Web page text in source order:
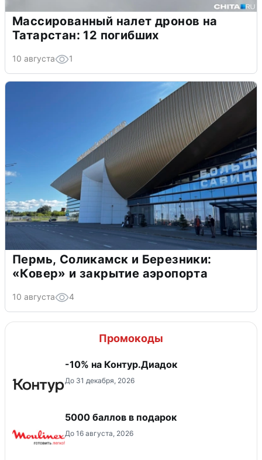
Массированный налет дронов на
Татарстан: 12 погибших
10 августа 1
Пермь, Соликамск и Березники:
«Ковер» и закрытие аэропорта
10 августа 4
Промокоды
-10% на Контур.Диадок
До 31 декабря, 2026
5000 баллов в подарок
До 16 августа, 2026